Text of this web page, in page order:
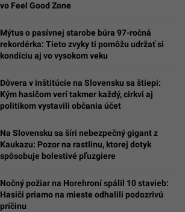
vo Feel Good Zone
Mýtus o pasívnej starobe búra 97-ročná
rekordérka: Tieto zvyky ti pomôžu udržať si
kondíciu aj vo vysokom veku
Dôvera v inštitúcie na Slovensku sa štiepi:
Kým hasičom verí takmer každý, cirkvi aj
politikom vystavili občania účet
Na Slovensku sa šíri nebezpečný gigant z
Kaukazu: Pozor na rastlinu, ktorej dotyk
spôsobuje bolestivé pľuzgiere
Nočný požiar na Horehroní spálil 10 stavieb:
Hasiči priamo na mieste odhalili podozrivú
príčinu